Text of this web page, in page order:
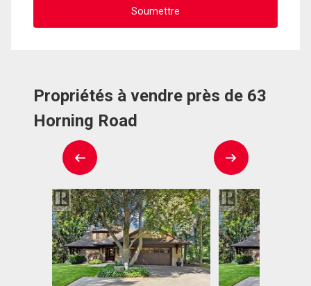
Propriétés à vendre près de 63
Horning Road